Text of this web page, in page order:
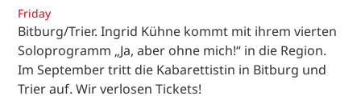
Friday
Bitburg/Trier. Ingrid Kühne kommt mit ihrem vierten
Soloprogramm „Ja, aber ohne mich!“ in die Region.
Im September tritt die Kabarettistin in Bitburg und
Trier auf. Wir verlosen Tickets!